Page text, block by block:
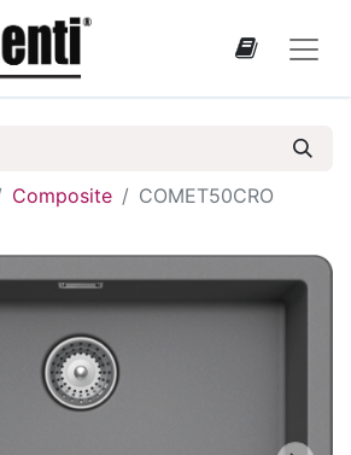
Composite COMET50CRO